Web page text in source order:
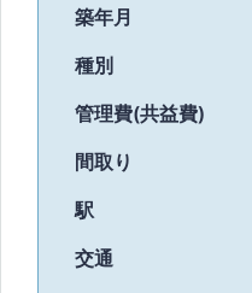
築年月
種別
管理費(共益費)
間取り
駅
交通